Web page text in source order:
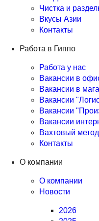
Чистка и
Вкусы Азии
Контакты
Работа в Гиппо
Работа у нас
Вакансии в
Вакансии в
Вакансии
Вакансии
Вакансии
Вахтовый метод
Контакты
О компании
О компании
Новости
2026